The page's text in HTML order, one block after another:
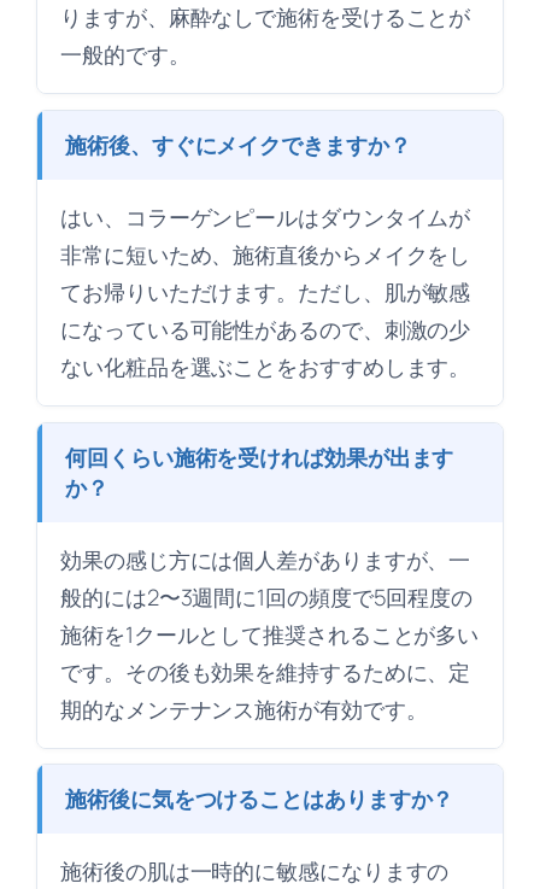
りますが、麻酔なしで施術を受けることが
一般的です。
施術後、すぐにメイクできますか？
はい、コラーゲンピールはダウンタイムが
非常に短いため、施術直後からメイクをし
てお帰りいただけます。ただし、肌が敏感
になっている可能性があるので、刺激の少
ない化粧品を選ぶことをおすすめします。
何回くらい施術を受ければ効果が出ます
か？
効果の感じ方には個人差がありますが、一
般的には2〜3週間に1回の頻度で5回程度の
施術を1クールとして推奨されることが多い
です。その後も効果を維持するために、定
期的なメンテナンス施術が有効です。
施術後に気をつけることはありますか？
施術後の肌は一時的に敏感になりますの